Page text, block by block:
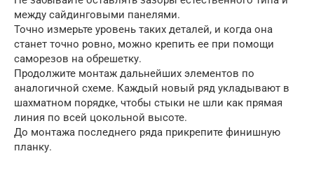
между сайдинговыми панелями.
Точно измерьте уровень таких деталей, и когда она
станет точно ровно, можно крепить ее при помощи
саморезов на обрешетку.
Продолжите монтаж дальнейших элементов по
аналогичной схеме. Каждый новый ряд укладывают в
шахматном порядке, чтобы стыки не шли как прямая
линия по всей цокольной высоте.
До монтажа последнего ряда прикрепите финишную
планку.